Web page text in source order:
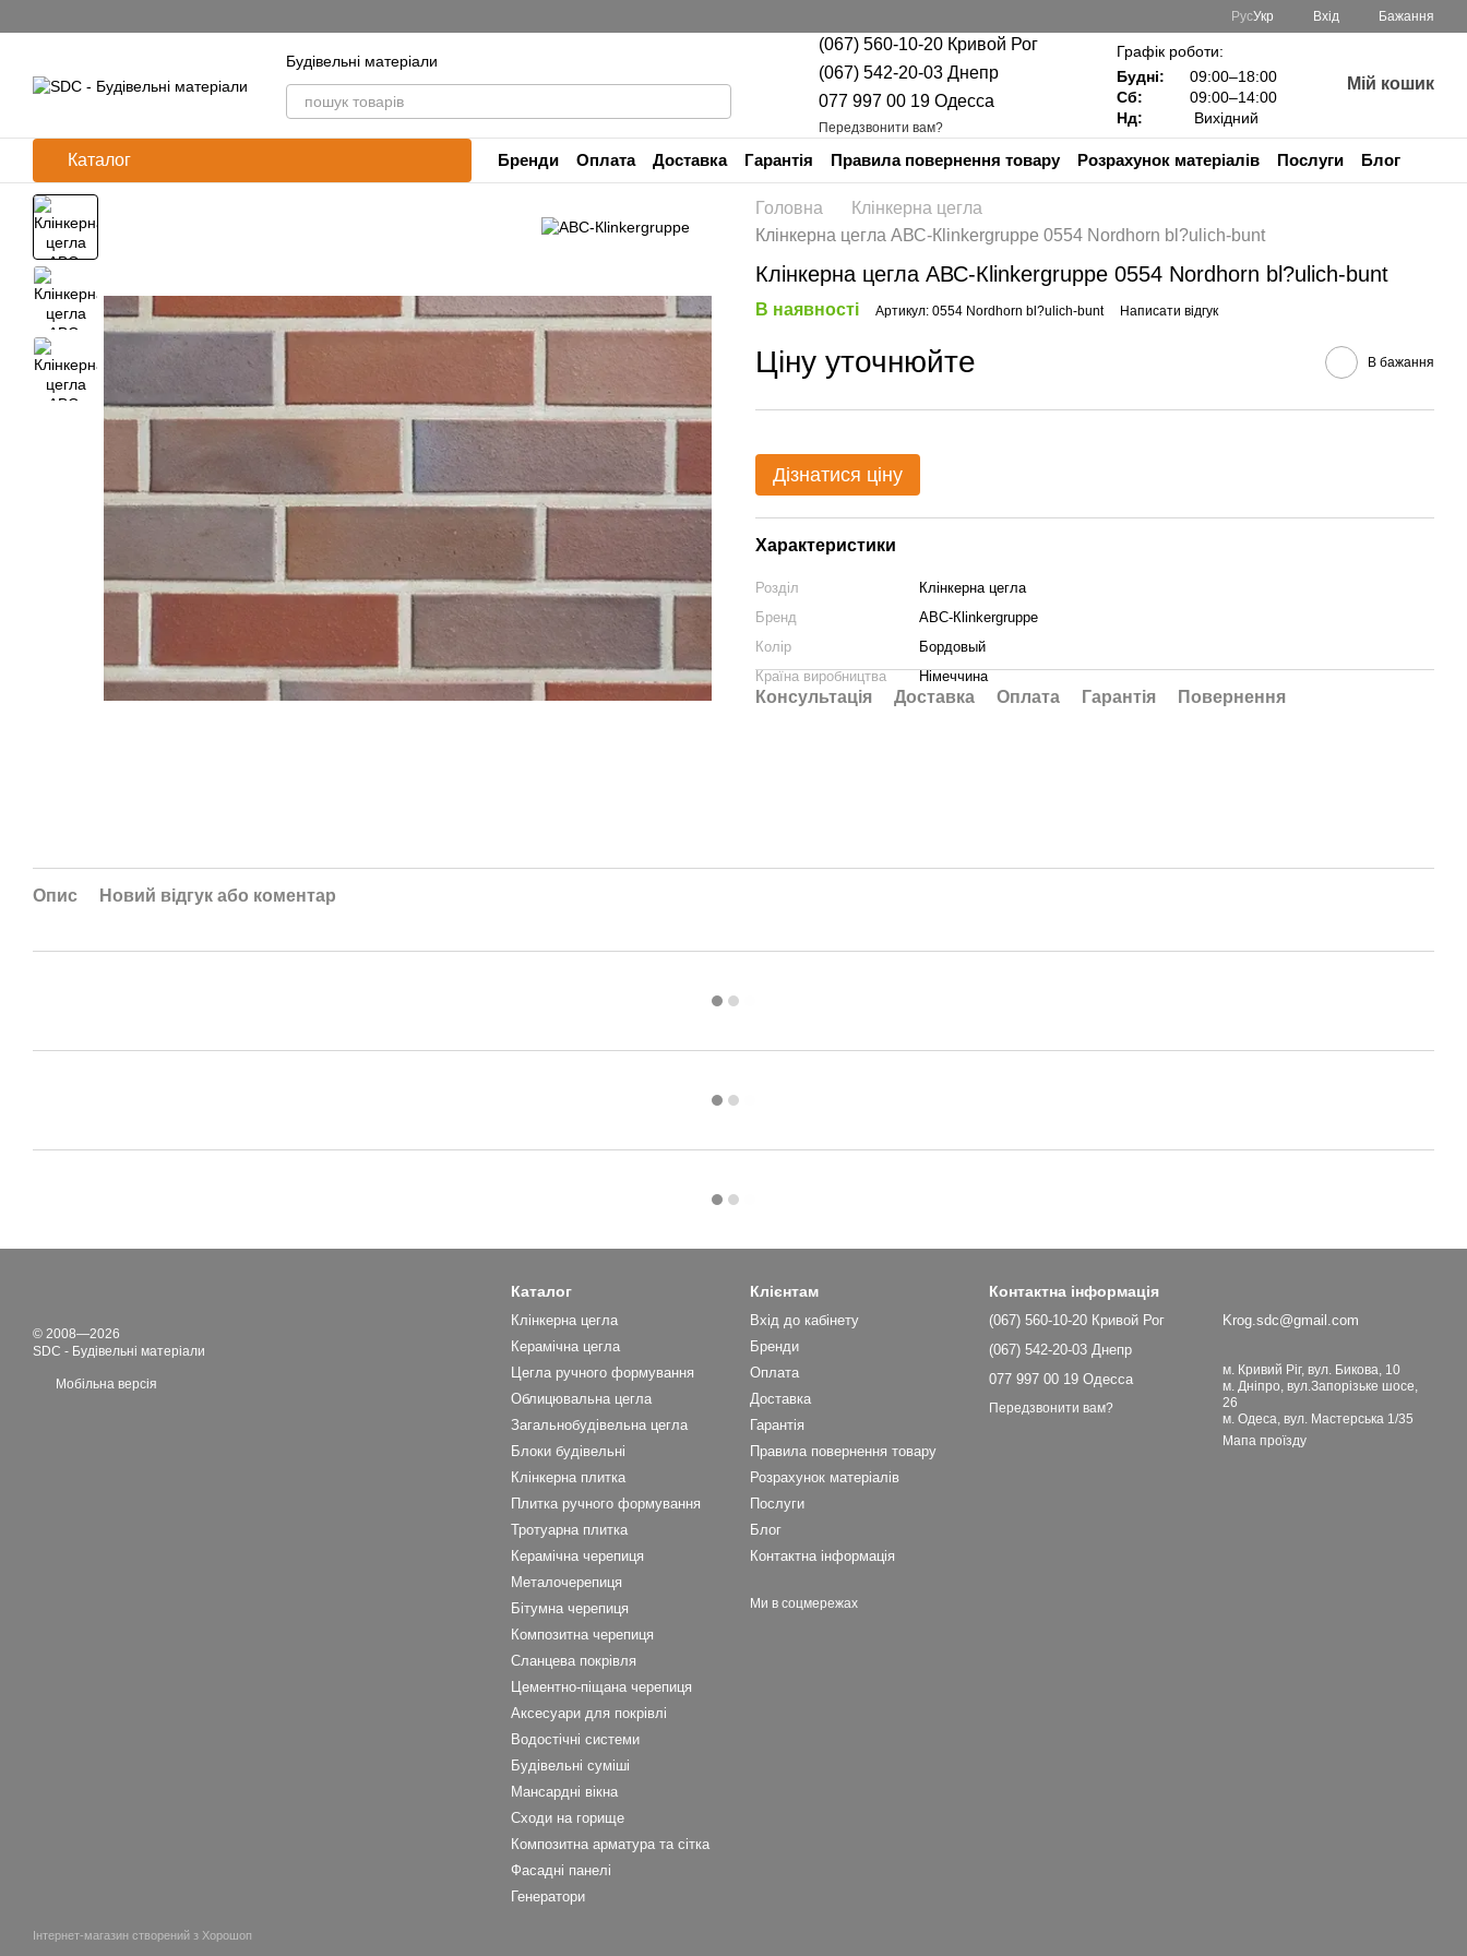
РусУкр Вхід Бажання
Будівельні матеріали
(067) 560-10-20 Кривой Рог
(067) 542-20-03 Днепр
077 997 00 19 Одесса
Передзвонити вам?
Графік роботи:
Будні:
09:00–18:00
Сб:
09:00–14:00
Нд:
Вихідний
Мій кошик
Каталог Бренди Оплата Доставка Гарантія Правила повернення товару Розрахунок матеріалів Послуги
Блог
Контактна інформація
Головна
Клінкерна цегла
Клінкерна цегла АВС-Кlinkergruppe 0554 Nordhorn bl?ulich-bunt
Клінкерна цегла АВС-Кlinkergruppe 0554 Nordhorn bl?ulich-bunt
В наявності Артикул: 0554 Nordhorn bl?ulich-bunt Написати відгук
Ціну уточнюйте В бажання
Дізнатися ціну
Характеристики
Розділ
Клінкерна цегла
Бренд
АВС-Кlinkergruppe
Колір
Бордовый
Країна виробництва
Німеччина
Консультація Доставка Оплата Гарантія Повернення
Опис Новий відгук або коментар
© 2008—2026
SDC - Будівельні матеріали
Мобільна версія
Інтернет-магазин створений з Хорошоп
Каталог
Клінкерна цегла
Керамічна цегла
Цегла ручного формування
Облицювальна цегла
Загальнобудівельна цегла
Блоки будівельні
Клінкерна плитка
Плитка ручного формування
Тротуарна плитка
Керамічна черепиця
Металочерепиця
Бітумна черепиця
Композитна черепиця
Cланцева покрівля
Цементно-піщана черепиця
Аксесуари для покрівлі
Водостічні системи
Будівельні суміші
Мансардні вікна
Сходи на горище
Композитна арматура та сітка
Фасадні панелі
Генератори
Клієнтам
Вхід до кабінету
Бренди
Оплата
Доставка
Гарантія
Правила повернення товару
Розрахунок матеріалів
Послуги
Блог
Контактна інформація
Ми в соцмережах
Контактна інформація
(067) 560-10-20 Кривой Рог
(067) 542-20-03 Днепр
077 997 00 19 Одесса
Передзвонити вам?
Krog.sdc@gmail.com
м. Кривий Ріг, вул. Бикова, 10
м. Дніпро, вул.Запорізьке шосе,
26
м. Одеса, вул. Мастерська 1/35
Мапа проїзду